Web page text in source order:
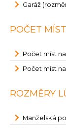
Garáž
POČET MÍST
Počet míst
Počet míst
ROZMĚRY
Manželská